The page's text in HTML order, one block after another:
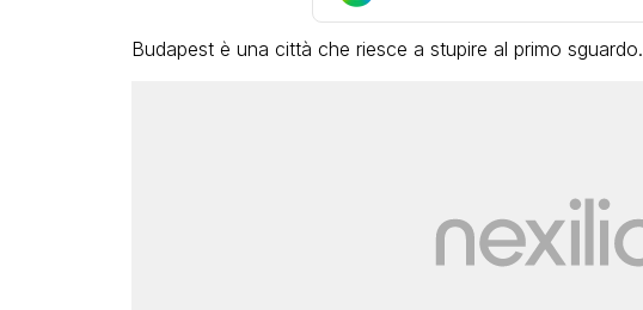
Budapest è una città che riesce a stupire al primo sguardo.